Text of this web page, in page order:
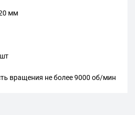
мм
вращения не более 9000 об/мин